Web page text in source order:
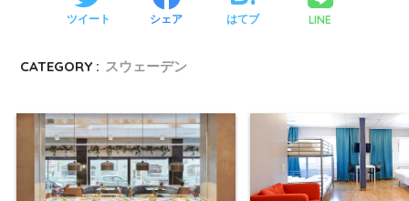
ツイート シェア はてブ LINE
CATEGORY : スウェーデン